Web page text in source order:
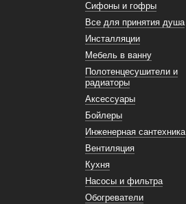
Сифоны и гофры
Все для принятия душа
Инсталляции
Мебель в ванну
Полотенцесушители и
радиаторы
Аксессуары
Бойлеры
Инженерная сантехника
Вентиляция
Кухня
Насосы и фильтра
Обогреватели